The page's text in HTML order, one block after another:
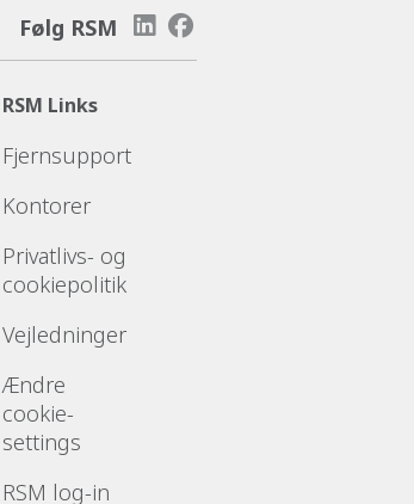
Følg RSM
RSM Links
Fjernsupport
Kontorer
Privatlivs- og
cookiepolitik
Vejledninger
Ændre
cookie-
settings
RSM log-in